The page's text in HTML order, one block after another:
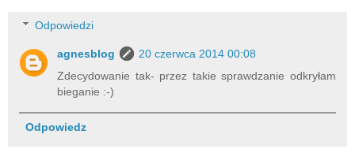
Odpowiedzi
agnesblog
20 czerwca 2014 00:08
Zdecydowanie tak- przez takie sprawdzanie odkryłam
bieganie :-)
Odpowiedz